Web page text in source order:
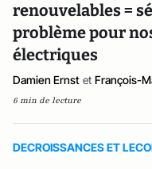
renouvelables =
problème pour
électriques
Damien Ernst et François-
6 min de lecture
DECROISSANCES ET